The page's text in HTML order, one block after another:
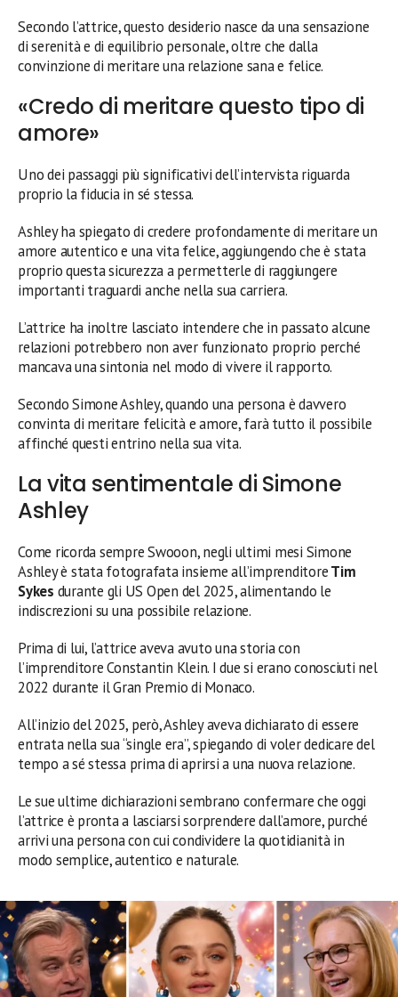
Secondo l’attrice, questo desiderio nasce da una sensazione
di serenità e di equilibrio personale, oltre che dalla
convinzione di meritare una relazione sana e felice.
«Credo di meritare questo tipo di
amore»
Uno dei passaggi più significativi dell’intervista riguarda
proprio la fiducia in sé stessa.
Ashley ha spiegato di credere profondamente di meritare un
amore autentico e una vita felice, aggiungendo che è stata
proprio questa sicurezza a permetterle di raggiungere
importanti traguardi anche nella sua carriera.
L’attrice ha inoltre lasciato intendere che in passato alcune
relazioni potrebbero non aver funzionato proprio perché
mancava una sintonia nel modo di vivere il rapporto.
Secondo Simone Ashley, quando una persona è davvero
convinta di meritare felicità e amore, farà tutto il possibile
affinché questi entrino nella sua vita.
La vita sentimentale di Simone
Ashley
Come ricorda sempre Swooon, negli ultimi mesi Simone
Ashley è stata fotografata insieme all’imprenditoreTim
Sykes durante gli US Open del 2025, alimentando le
indiscrezioni su una possibile relazione.
Prima di lui, l’attrice aveva avuto una storia con
l’imprenditore Constantin Klein. I due si erano conosciuti nel
2022 durante il Gran Premio di Monaco.
All’inizio del 2025, però, Ashley aveva dichiarato di essere
entrata nella sua “single era”, spiegando di voler dedicare del
tempo a sé stessa prima di aprirsi a una nuova relazione.
Le sue ultime dichiarazioni sembrano confermare che oggi
l’attrice è pronta a lasciarsi sorprendere dall’amore, purché
arrivi una persona con cui condividere la quotidianità in
modo semplice, autentico e naturale.